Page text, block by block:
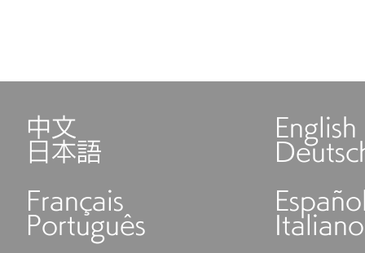
中文 English
日本語
Français
Português Italiano